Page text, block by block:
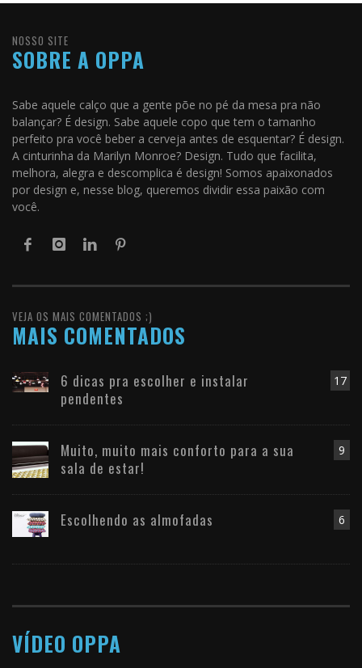
NOSSO SITE
SOBRE A OPPA
Sabe aquele calço que a gente põe no pé da mesa pra não
balançar? É design. Sabe aquele copo que tem o tamanho
perfeito pra você beber a cerveja antes de esquentar? É design.
A cinturinha da Marilyn Monroe? Design. Tudo que facilita,
melhora, alegra e descomplica é design! Somos apaixonados
por design e, nesse blog, queremos dividir essa paixão com
você.
VEJA OS MAIS COMENTADOS ;)
MAIS COMENTADOS
17
6 dicas pra escolher e instalar
pendentes
9
Muito, muito mais conforto para a sua
sala de estar!
6
Escolhendo as almofadas
VÍDEO OPPA